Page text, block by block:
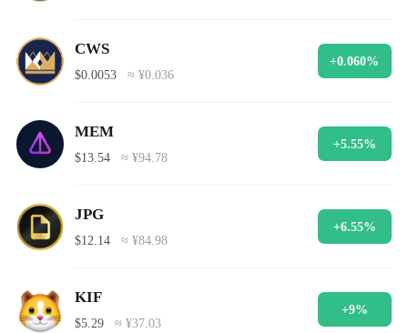
CWS
$0.0053 ≈ ¥0.036
+0.060%
MEM
$13.54 ≈ ¥94.78
+5.55%
JPG
$12.14 ≈ ¥84.98
+6.55%
KIF
$5.29 ≈ ¥37.03
+9%